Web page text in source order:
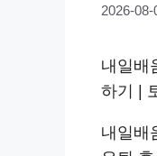
2026-08-
내일배
하기 |
내일배